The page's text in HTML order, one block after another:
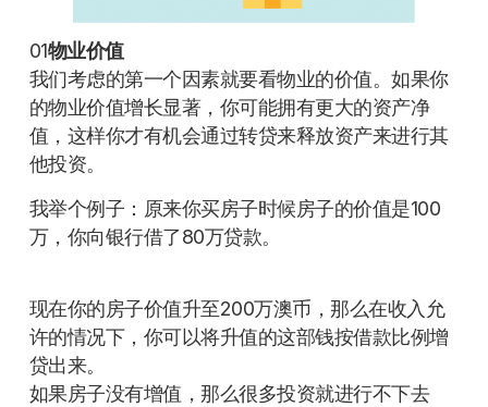
01物业价值
我们考虑的第一个因素就要看物业的价值。如果你
的物业价值增长显著，你可能拥有更大的资产净
值，这样你才有机会通过转贷来释放资产来进行其
他投资。
我举个例子：原来你买房子时候房子的价值是100
万，你向银行借了80万贷款。
现在你的房子价值升至200万澳币，那么在收入允
许的情况下，你可以将升值的这部钱按借款比例增
贷出来。
如果房子没有增值，那么很多投资就进行不下去